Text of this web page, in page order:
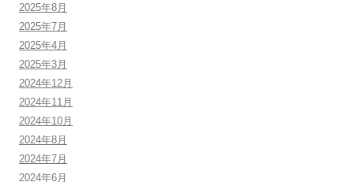
2025年8月
2025年7月
2025年4月
2025年3月
2024年12月
2024年11月
2024年10月
2024年8月
2024年7月
2024年6月